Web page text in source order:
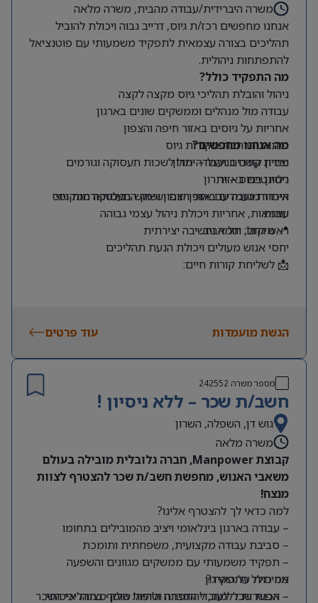
משרה היברידית/עבודה מהבית, משרה מלאה
אנחנו מחפשים רכז/ת גיוס, דרייב גבוה ויכולת להוביל
תהליכים בצורה עצמאית לתפקיד משמעותי עם פוטנציאל
להתפתחות ניהולית.
מה התפקיד כולל?
ניהול והובלת תהליכי גיוס מקצה לקצה
עבודה מול מנהלים וממשקים שונים בארגון
אחריות על גיוסים באזור חיפה והצפון
פיתוח והרחבת מקורות גיוס
יצירת קשרים ועבודה מול לשכות תעסוקה וגורמים
רלוונטיים באזור
איתור מועמדים באופן יזום ושימוש בפלטפורמות גיוס
שונות
מה אנחנו מחפשים?
ניסיון קודם בניהול – יתרון
ניסיון בגיוס – יתרון
היכרות טובה עם אזור הצפון ושוק התעסוקה המקומי
עצמאות, אחריות ויכולת ניהול עצמי גבוהה
ראש גדול, יוזמה וחשיבה יצירתית
יחסי אנוש מעולים ויכולת הנעת תהליכים
📍 מיקום: תל אביב
📩 לשליחת קורות חיים:
הגשת מועמדות עוד פרטים
מספר משרה 242552
חשב/ת שכר – ללא ניסיון !
גוש דן, השפלה, השרון
משרה מלאה
קבוצת Manpower, חברה גלובלית מובילה בעולם
משאבי האנוש, מחפשת חשב/ת שכר להצטרף לצוות
מנצח!
למה כדאי לך להצטרף אלינו?
– עבודה בארגון בינלאומי ויציב מהמובילים בתחומו
– סביבת עבודה מקצועית, משפחתית ותומכת
– תפקיד משמעותי עם ממשקים מגוונים והשפעה
אמיתית על הארגון
– אפשרות ללמוד, להתפתח ולהיות חלק מצוות איכותי
מה כולל התפקיד?
– הכנת שכר לעובדי החברה וטיפול שוטף בתהליכי השכר